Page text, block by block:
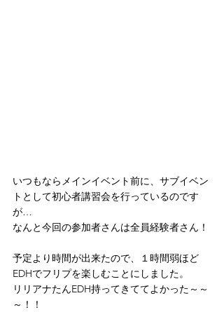
いつもならメインイベント前に、サブイベン
トとして初心者講習会を行っているのです
が…
なんと今回の参加者さんは全員経験者さん！
予定より時間が出来たので、１時間弱ほど
EDHでフリプを楽しむことにしました。
リリアナたんEDH持ってきててよかった～～
～！！